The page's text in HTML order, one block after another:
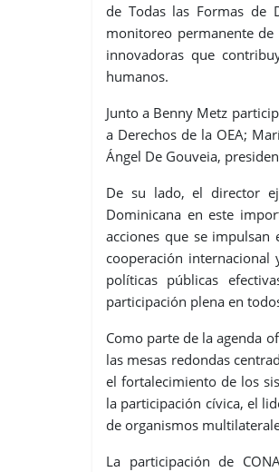
de Todas las Formas de
monitoreo permanente
innovadoras que
humanos.
Junto a Benny Metz
a Derechos de la OEA;
Ángel De Gouveia,
De su lado, el director
Dominicana en este
acciones que se impulsan
cooperación
políticas públicas
participación plena en
Como parte de la agenda
las mesas redondas
el fortalecimiento de los
la participación cívica, el
de organismos
La participación de